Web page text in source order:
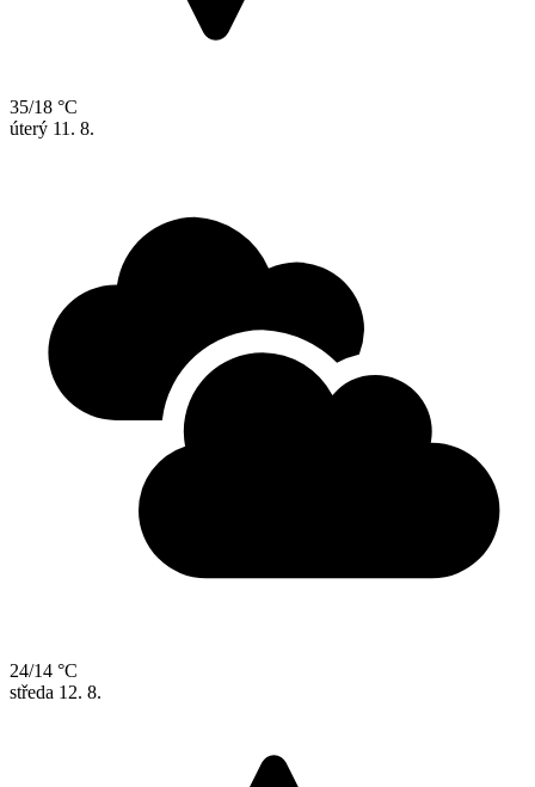
35/18 °C
úterý 11. 8.
24/14 °C
středa 12. 8.